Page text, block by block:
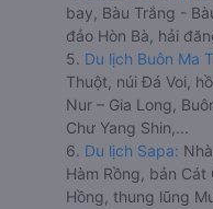
bay, Bàu Trắng -
đảo Hòn Bà, hải
5. Du lịch Buôn Ma
Thuột, núi Đá Voi,
Nur – Gia Long,
Chư Yang Shin,...
6. Du lịch Sapa:
Hàm Rồng, bản
Hồng, thung lũng